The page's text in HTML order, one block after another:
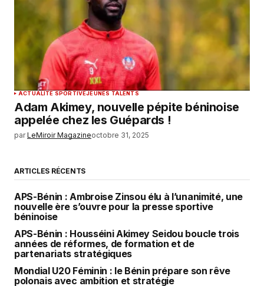
ACTUALITÉ SPORTIVEJEUNES TALENTS
Adam Akimey, nouvelle pépite béninoise
appelée chez les Guépards !
par LeMiroir Magazineoctobre 31, 2025
ARTICLES RÉCENTS
APS-Bénin : Ambroise Zinsou élu à l’unanimité, une
nouvelle ère s’ouvre pour la presse sportive
béninoise
APS-Bénin : Housséini Akimey Seidou boucle trois
années de réformes, de formation et de
partenariats stratégiques
Mondial U20 Féminin : le Bénin prépare son rêve
polonais avec ambition et stratégie